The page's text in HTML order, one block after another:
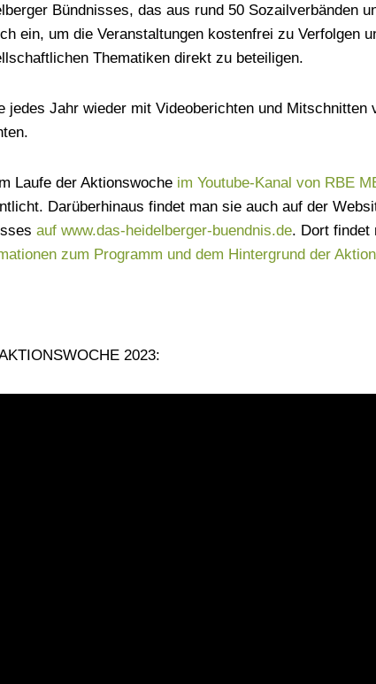
Bündnisses, das aus rund 50 Sozailverbänden
ein, um die Veranstaltungen kostenfrei zu Verfolgen
Thematiken direkt zu beteiligen.
jedes Jahr wieder mit Videoberichten und Mitschnitten
Laufe der Aktionswoche im Youtube-Kanal von RBE
Darüberhinaus findet man sie auch auf der
auf www.das-heidelberger-buendnis.de. Dort findet
zum Programm und dem Hintergrund der
2023: